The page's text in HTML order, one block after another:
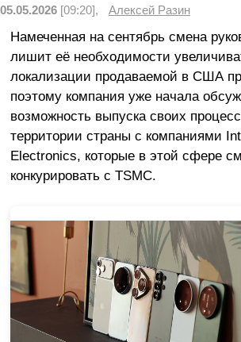
05.05.2026 [09:20], Алексей Разин
Намеченная на сентябрь смена
лишит её необходимости
локализации продаваемой в США
поэтому компания уже начала
возможность выпуска своих
территории страны с компаниями
Electronics, которые в этой сфере
конкурировать с TSMC.